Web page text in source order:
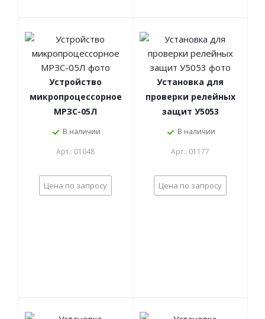
Устройство
микропроцессорное
МРЗС-05Л
В наличии
Арт.: 01048
Цена по запросу
Установка для
проверки релейных
защит У5053
В наличии
Арт.: 01177
Цена по запросу